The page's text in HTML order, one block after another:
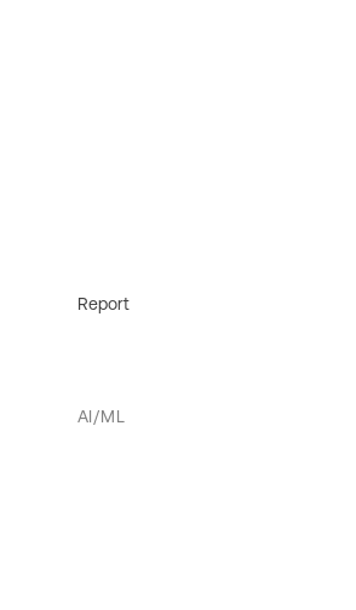
Report
AI/ML